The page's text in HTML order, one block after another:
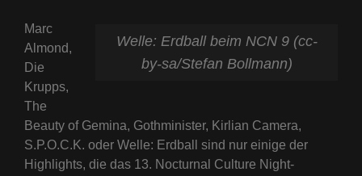
Welle: Erdball beim NCN 9 (cc-
by-sa/Stefan Bollmann)
Marc
Almond,
Die
Krupps,
The
Beauty of Gemina, Gothminister, Kirlian Camera,
S.P.O.C.K. oder Welle: Erdball sind nur einige der
Highlights, die das 13. Nocturnal Culture Night-